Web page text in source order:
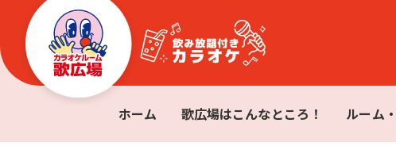
ホーム 歌広場はこんなところ！ ルーム